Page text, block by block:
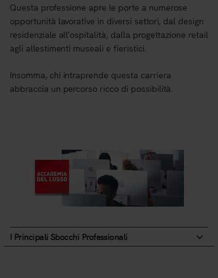
Questa professione apre le porte a numerose
opportunità lavorative in diversi settori, dal design
residenziale all’ospitalità, dalla progettazione retail
agli allestimenti museali e fieristici.
Insomma, chi intraprende questa carriera
abbraccia un percorso ricco di possibilità.
I Principali Sbocchi Professionali